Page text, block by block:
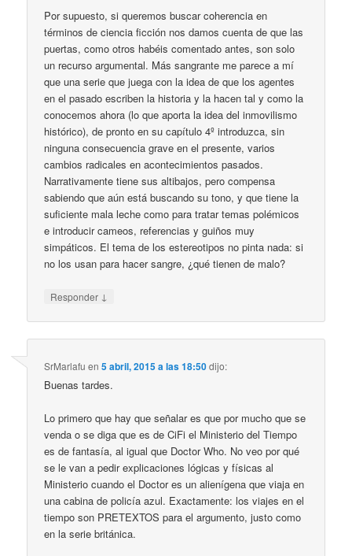
Por supuesto, si queremos buscar coherencia en
términos de ciencia ficción nos damos cuenta de que las
puertas, como otros habéis comentado antes, son solo
un recurso argumental. Más sangrante me parece a mí
que una serie que juega con la idea de que los agentes
en el pasado escriben la historia y la hacen tal y como la
conocemos ahora (lo que aporta la idea del inmovilismo
histórico), de pronto en su capítulo 4º introduzca, sin
ninguna consecuencia grave en el presente, varios
cambios radicales en acontecimientos pasados.
Narrativamente tiene sus altibajos, pero compensa
sabiendo que aún está buscando su tono, y que tiene la
suficiente mala leche como para tratar temas polémicos
e introducir cameos, referencias y guiños muy
simpáticos. El tema de los estereotipos no pinta nada: si
no los usan para hacer sangre, ¿qué tienen de malo?
Responder ↓
SrMarlafu en5 abril, 2015 a las 18:50dijo:
Buenas tardes.
Lo primero que hay que señalar es que por mucho que se
venda o se diga que es de CiFi el Ministerio del Tiempo
es de fantasía, al igual que Doctor Who. No veo por qué
se le van a pedir explicaciones lógicas y físicas al
Ministerio cuando el Doctor es un alienígena que viaja en
una cabina de policía azul. Exactamente: los viajes en el
tiempo son PRETEXTOS para el argumento, justo como
en la serie británica.